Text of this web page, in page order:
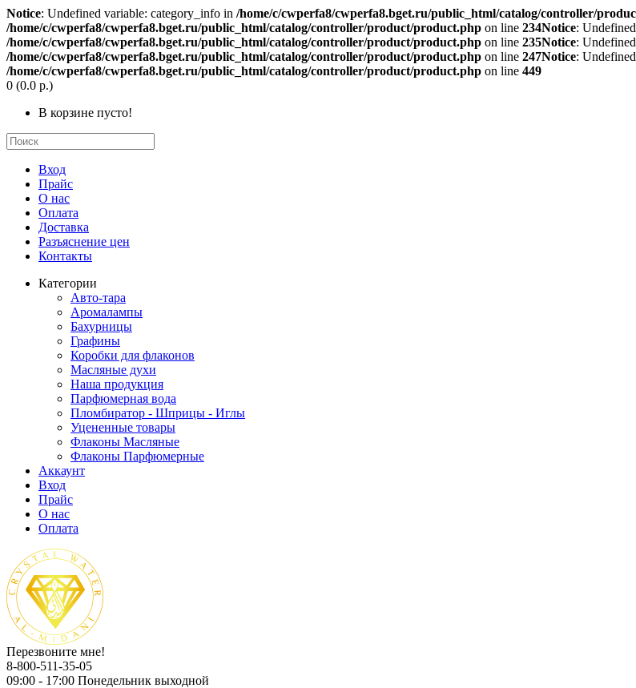
Notice: Undefined variable: category_info in /home/c/cwperfa8/cwperfa8.bget.ru/public_html/catalog/controller/
/home/c/cwperfa8/cwperfa8.bget.ru/public_html/catalog/controller/product/product.php on line 234Notice:
/home/c/cwperfa8/cwperfa8.bget.ru/public_html/catalog/controller/product/product.php on line 235Notice:
/home/c/cwperfa8/cwperfa8.bget.ru/public_html/catalog/controller/product/product.php on line 247Notice:
/home/c/cwperfa8/cwperfa8.bget.ru/public_html/catalog/controller/product/product.php on line 449
0 (0.0 р.)
В корзине пусто!
Вход
Прайс
О нас
Оплата
Доставка
Разъяснение цен
Контакты
Категории
Авто-тара
Аромалампы
Бахурницы
Графины
Коробки для флаконов
Масляные духи
Наша продукция
Парфюмерная вода
Пломбиратор - Шприцы - Иглы
Уцененные товары
Флаконы Масляные
Флаконы Парфюмерные
Аккаунт
Вход
Прайс
О нас
Оплата
Перезвоните мне!
8-800-511-35-05
09:00 - 17:00 Понедельник выходной